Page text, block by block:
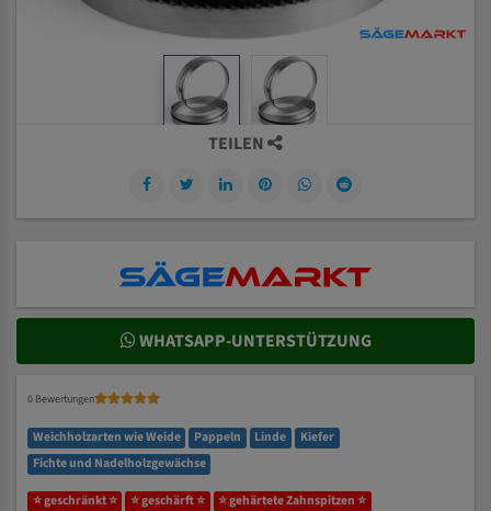
TEILEN
WHATSAPP-UNTERSTÜTZUNG
0 Bewertungen
Weichholzarten wie Weide Pappeln Linde
Kiefer
Fichte und Nadelholzgewächse
⭐ geschränkt ⭐
⭐ geschärft ⭐
⭐ gehärtete Zahnspitzen ⭐